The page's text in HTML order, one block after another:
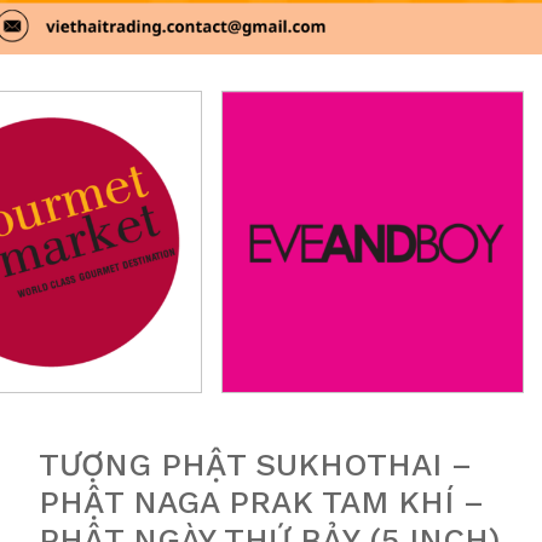
TƯỢNG PHẬT SUKHOTHAI –
PHẬT NAGA PRAK TAM KHÍ –